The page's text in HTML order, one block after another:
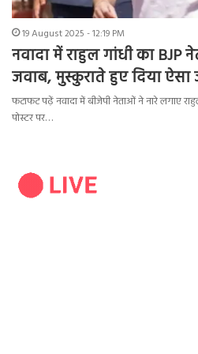
19 August 2025 - 12:19 PM
नवादा में राहुल गांधी का
जवाब, मुस्कुराते हुए दिया
फटाफट पढ़ें नवादा में बीजेपी नेताओं ने नारे लगाए
पोस्टर पर…